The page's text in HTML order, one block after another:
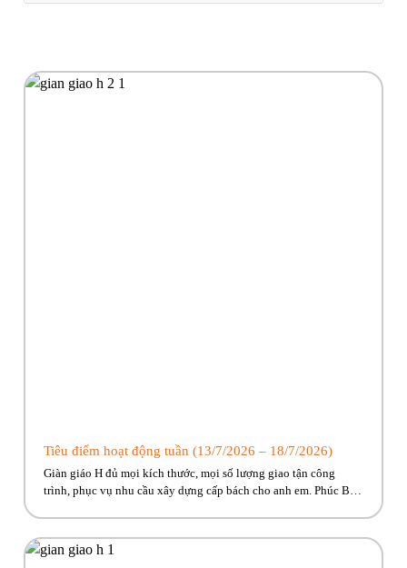
Tiêu điểm hoạt động tuần (13/7/2026 – 18/7/2026)
Giàn giáo H đủ mọi kích thước, mọi số lượng giao tận công
trình, phục vụ nhu cầu xây dựng cấp bách cho anh em. Phúc Bền
những hoạt […]